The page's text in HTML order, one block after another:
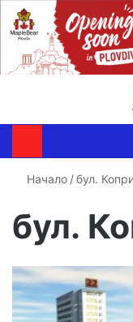
Начало /бул.
бул.